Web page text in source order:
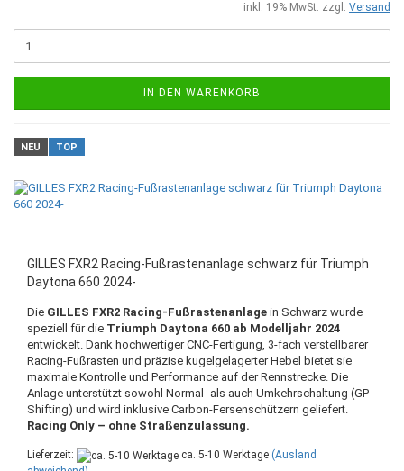
inkl. 19% MwSt. zzgl. Versand
IN DEN WARENKORB
NEU TOP
GILLES FXR2 Racing-Fußrastenanlage schwarz für Triumph
Daytona 660 2024-
Die GILLES FXR2 Racing-Fußrastenanlage in Schwarz wurde
speziell für die Triumph Daytona 660 ab Modelljahr 2024
entwickelt. Dank hochwertiger CNC-Fertigung, 3-fach verstellbarer
Racing-Fußrasten und präzise kugelgelagerter Hebel bietet sie
maximale Kontrolle und Performance auf der Rennstrecke. Die
Anlage unterstützt sowohl Normal- als auch Umkehrschaltung (GP-
Shifting) und wird inklusive Carbon-Fersenschützern geliefert.
Racing Only – ohne Straßenzulassung.
Lieferzeit: ca. 5-10 Werktage (Ausland